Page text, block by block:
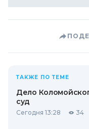
ТАКЖЕ ПО ТЕМЕ
Дело
суд
Сегодня 13:28 34